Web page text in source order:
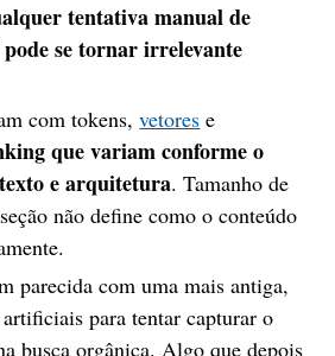
tentativa manual de
se tornar irrelevante
com tokens,vetores e
que variam conforme o
e arquitetura. Tamanho de
não define como o conteúdo
parecida com uma mais antiga,
para tentar capturar o
busca orgânica. Algo que depois